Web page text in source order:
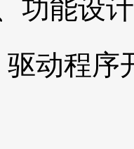
功能设
动程